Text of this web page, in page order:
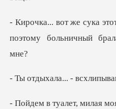
поэтому больни
ала... - в
в туалет,